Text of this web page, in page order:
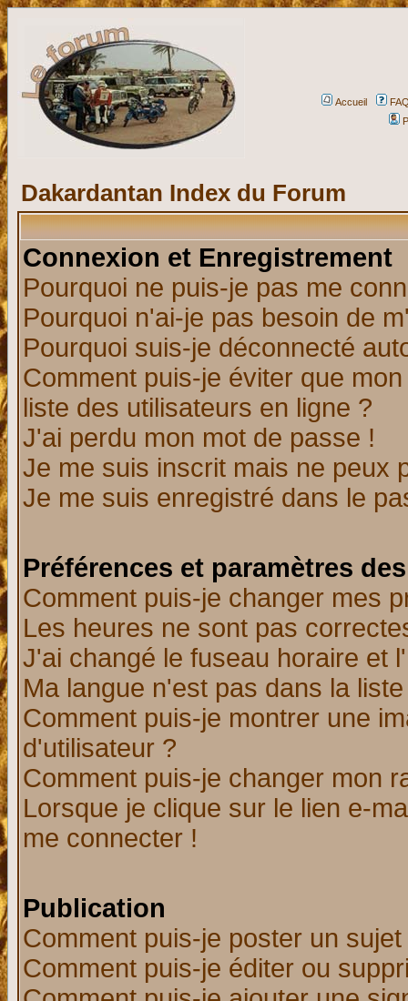
Accueil
Dakardantan Index du Forum
Connexion et Enregistrement
Pourquoi ne puis-je pas me
Pourquoi n'ai-je pas besoin de
Pourquoi suis-je déconnecté
Comment puis-je éviter que
liste des utilisateurs en ligne ?
J'ai perdu mon mot de passe !
Je me suis inscrit mais ne peux
Je me suis enregistré dans le
Préférences et paramètres
Comment puis-je changer mes
Les heures ne sont pas
J'ai changé le fuseau horaire et
Ma langue n'est pas dans la
Comment puis-je montrer une
d'utilisateur ?
Comment puis-je changer mon
Lorsque je clique sur le lien e-
me connecter !
Publication
Comment puis-je poster un
Comment puis-je éditer ou